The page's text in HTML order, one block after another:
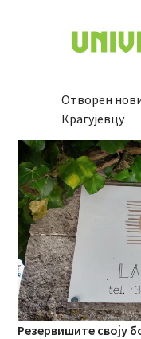
Отворен нови
Крагујевцу
Резервишите своју